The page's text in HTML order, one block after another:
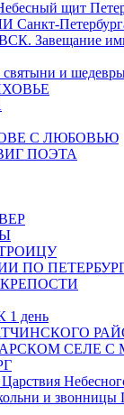
щит
Завещание
и
С ЛЮБОВЬЮ
ПОЭТА
ПО
день
СЕЛЕ
и звонницы